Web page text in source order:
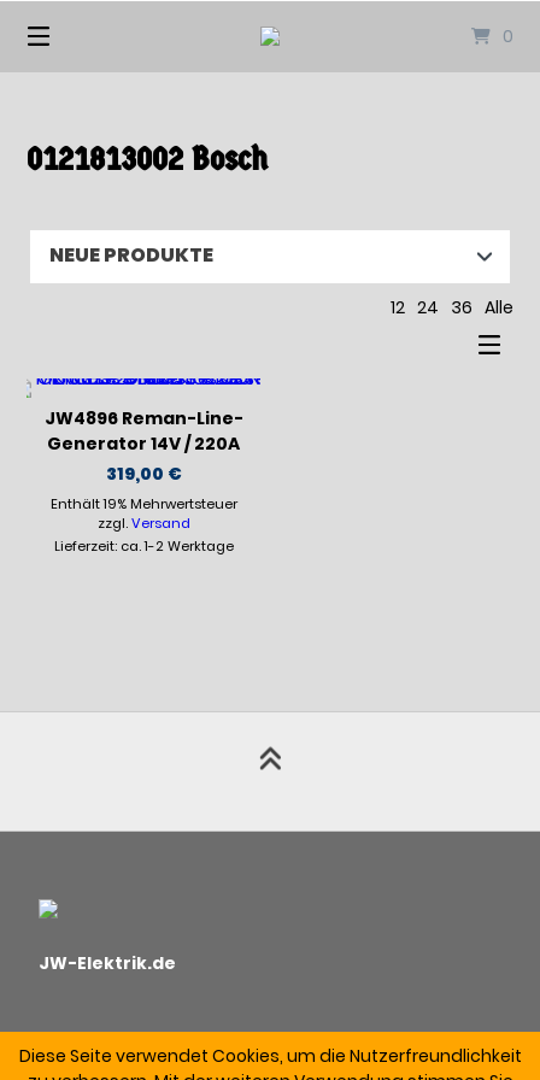
0
0121813002 Bosch
12 24 36 Alle
JW4896 Reman-Line-
Generator 14V / 220A
319,00 €
Enthält 19% Mehrwertsteuer
zzgl.Versand
Lieferzeit: ca. 1-2 Werktage
JW-Elektrik.de
Diese Seite verwendet Cookies, um die Nutzerfreundlichkeit